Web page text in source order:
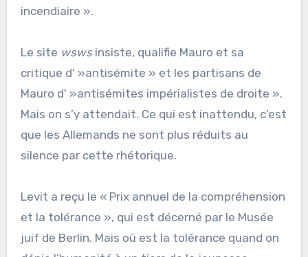
incendiaire ».
Le site wswsinsiste, qualifie Mauro et sa
critique d' »antisémite » et les partisans de
Mauro d' »antisémites impérialistes de droite ».
Mais on s’y attendait. Ce qui est inattendu, c’est
que les Allemands ne sont plus réduits au
silence par cette rhétorique.
Levit a reçu le « Prix annuel de la compréhension
et la tolérance », qui est décerné par le Musée
juif de Berlin. Mais où est la tolérance quand on